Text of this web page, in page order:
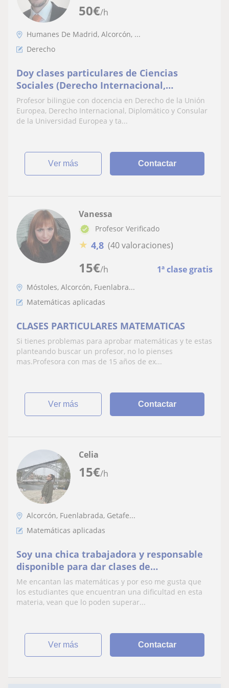
50€/h
Humanes De Madrid, Alcorcón, ...
Derecho
Doy clases particulares de Ciencias
Sociales (Derecho Internacional,
comunitario, Relaciones Internacionales,
Historia...))
Profesor bilingüe con docencia en Derecho de la Unión
Europea, Derecho Internacional, Diplomático y Consular
de la Universidad Europea y ta...
ver más Contactar
15€/h 1ª clase gratis
Vanessa
Profesor Verificado
★ 4,8 (40 valoraciones)
Móstoles, Alcorcón, Fuenlabra...
Matemáticas aplicadas
CLASES PARTICULARES MATEMATICAS
Si tienes problemas para aprobar matemáticas y te estas
planteando buscar un profesor, no lo pienses
mas.Profesora con mas de 15 años de ex...
ver más Contactar
15€/h
Celia
Alcorcón, Fuenlabrada, Getafe...
Matemáticas aplicadas
Soy una chica trabajadora y responsable
disponible para dar clases de
matemáticas aplicadas a las ciencias
sociales para estudiantes de segundo de
bachillerato que necesiten un apoyo
Me encantan las matemáticas y por eso me gusta que
los estudiantes que encuentran una dificultad en esta
materia, vean que lo poden superar...
ver más Contactar